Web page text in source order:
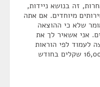
זה בנושא ניידות,
מיוחדים. אם אתה
שלא כי ההוצאה
היום 16,000 שקלים. אני אשאיר לך את
לעמוד לפי הוראות
החוק, אני צריך לשלם סכום של 16,000 שקלים בחודש